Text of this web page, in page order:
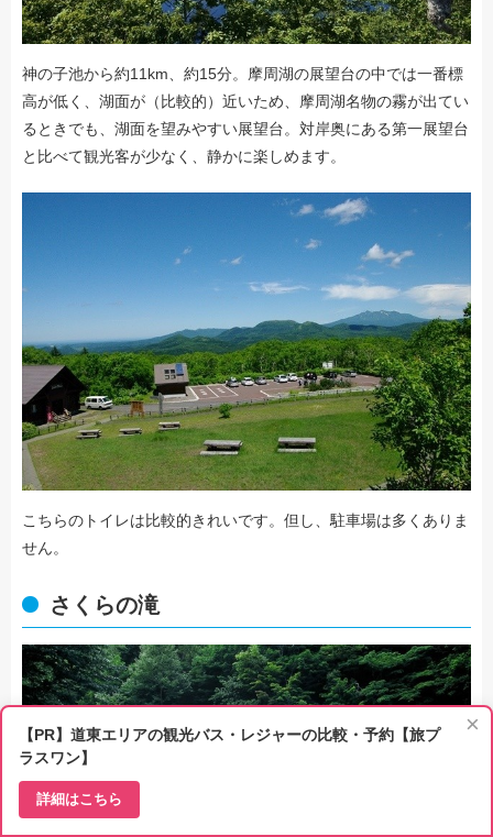
神の子池から約11km、約15分。摩周湖の展望台の中では一番標
高が低く、湖面が（比較的）近いため、摩周湖名物の霧が出てい
るときでも、湖面を望みやすい展望台。対岸奥にある第一展望台
と比べて観光客が少なく、静かに楽しめます。
こちらのトイレは比較的きれいです。但し、駐車場は多くありま
せん。
さくらの滝
×
【PR】道東エリアの観光バス・レジャーの比較・予約【旅プ
ラスワン】
詳細はこちら